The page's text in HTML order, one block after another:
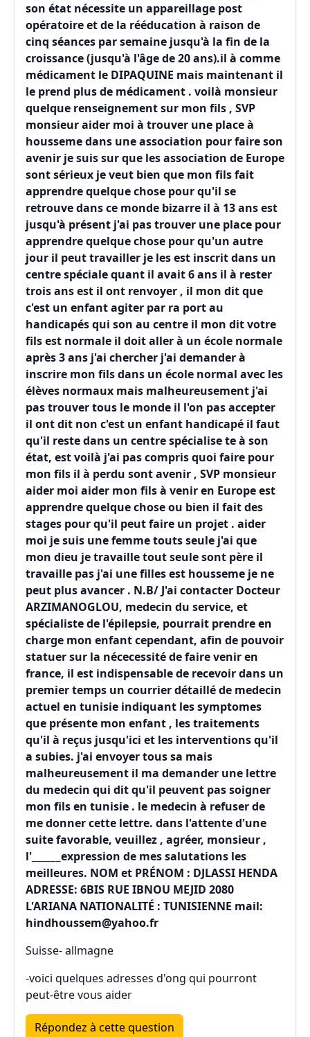
son état nécessite un appareillage post
opératoire et de la rééducation à raison de
cinq séances par semaine jusqu'à la fin de la
croissance (jusqu'à l'âge de 20 ans).il à comme
médicament le DIPAQUINE mais maintenant il
le prend plus de médicament . voilà monsieur
quelque renseignement sur mon fils , SVP
monsieur aider moi à trouver une place à
housseme dans une association pour faire son
avenir je suis sur que les association de Europe
sont sérieux je veut bien que mon fils fait
apprendre quelque chose pour qu'il se
retrouve dans ce monde bizarre il à 13 ans est
jusqu'à présent j'ai pas trouver une place pour
apprendre quelque chose pour qu'un autre
jour il peut travailler je les est inscrit dans un
centre spéciale quant il avait 6 ans il à rester
trois ans est il ont renvoyer , il mon dit que
c'est un enfant agiter par ra port au
handicapés qui son au centre il mon dit votre
fils est normale il doit aller à un école normale
après 3 ans j'ai chercher j'ai demander à
inscrire mon fils dans un école normal avec les
élèves normaux mais malheureusement j'ai
pas trouver tous le monde il l'on pas accepter
il ont dit non c'est un enfant handicapé il faut
qu'il reste dans un centre spécialise te à son
état, est voilà j'ai pas compris quoi faire pour
mon fils il à perdu sont avenir , SVP monsieur
aider moi aider mon fils à venir en Europe est
apprendre quelque chose ou bien il fait des
stages pour qu'il peut faire un projet . aider
moi je suis une femme touts seule j'ai que
mon dieu je travaille tout seule sont père il
travaille pas j'ai une filles est housseme je ne
peut plus avancer . N.B/ J'ai contacter Docteur
ARZIMANOGLOU, medecin du service, et
spécialiste de l'épilepsie, pourrait prendre en
charge mon enfant cependant, afin de pouvoir
statuer sur la nécecessité de faire venir en
france, il est indispensable de recevoir dans un
premier temps un courrier détaillé de medecin
actuel en tunisie indiquant les symptomes
que présente mon enfant , les traitements
qu'il à reçus jusqu'ici et les interventions qu'il
a subies. j'ai envoyer tous sa mais
malheureusement il ma demander une lettre
du medecin qui dit qu'il peuvent pas soigner
mon fils en tunisie . le medecin à refuser de
me donner cette lettre. dans l'attente d'une
suite favorable, veuillez , agréer, monsieur ,
l'______expression de mes salutations les
meilleures. NOM et PRÉNOM : DJLASSI HENDA
ADRESSE: 6BIS RUE IBNOU MEJID 2080
L'ARIANA NATIONALITÉ : TUNISIENNE mail:
hindhoussem@yahoo.fr
Suisse- allmagne
-voici quelques adresses d'ong qui pourront
peut-être vous aider
Répondez à cette question